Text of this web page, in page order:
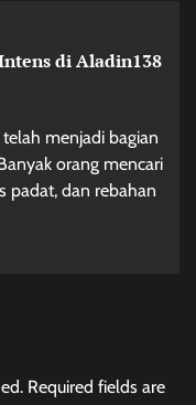
di Aladin138
menjadi bagian
orang mencari
padat, dan rebahan
Required fields are